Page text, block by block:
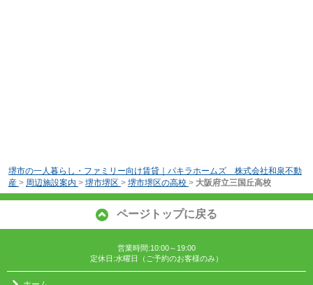
堺市の一人暮らし・ファミリー向け賃貸｜パキラホームズ 株式会社和泉不動
産 > 周辺施設案内 > 堺市堺区 > 堺市堺区の高校 > 大阪府立三国丘高校
ページトップに戻る
営業時間:10:00～19:00
定休日:水曜日（ご予約のお客様のみ）